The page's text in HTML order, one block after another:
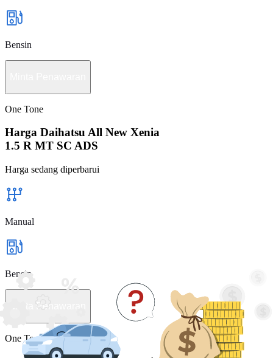
Bensin
One Tone
Harga Daihatsu All New Xenia
1.5 R MT SC ADS
Harga sedang diperbarui
Manual
Bensin
Minta Penawaran
One Tone